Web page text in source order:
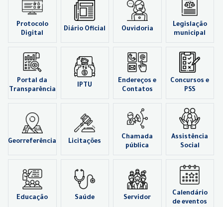
Protocolo
Digital
Diário Oficial Ouvidoria
Legislação
municipal
Portal da
Transparência
IPTU
Endereços e
Contatos
Concursos e
PSS
Georreferência Licitações
Chamada
pública
Assistência
Social
Educação Saúde Servidor
Calendário
de eventos